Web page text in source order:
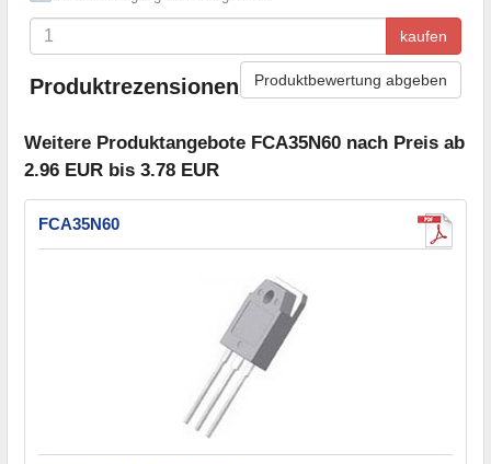
kaufen
Produktrezensionen Produktbewertung abgeben
Weitere Produktangebote FCA35N60 nach Preis ab
2.96 EUR bis 3.78 EUR
FCA35N60